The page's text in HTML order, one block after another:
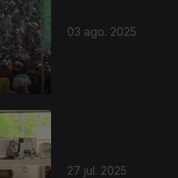
03 ago. 2025
27 jul. 2025